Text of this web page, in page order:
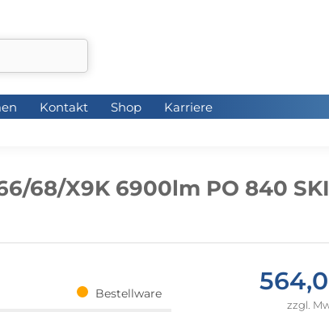
Kontakt Shop Karriere
68/X9K 6900lm PO 840
Bestellware
zzgl.
Kontakt